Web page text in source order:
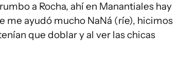
a Rocha, ahí en Manantiales hay
me ayudó mucho NaNá (ríe), hicimos
que doblar y al ver las chicas